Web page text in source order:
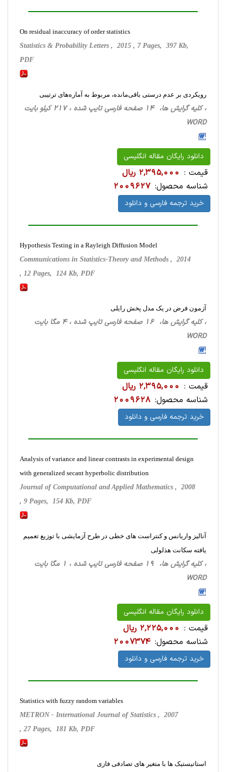
On residual inaccuracy of order statistics
Statistics & Probability Letters , 2015 , 7 Pages, 397 Kb,
PDF
رویکردی بر عدم درستی باقی‌مانده، مربوط به آماره‌های ترتیبی
، کلیه گرایش ها، 14 صفحه فارسی تایپ شده ، 217 کیلو بایت
WORD
دانلود رایگان مقاله انگلیسی
قیمت : 2,395,000 ریال
شناسه محصول: 2009627
خرید ترجمه فارسی و دانلود
Hypothesis Testing in a Rayleigh Diffusion Model
Communications in Statistics-Theory and Methods , 2014
, 12 Pages, 124 Kb, PDF
آزمون فرض در یک مدل پخش رایلی
، کلیه گرایش ها، 16 صفحه فارسی تایپ شده ، 4 مگا بایت
WORD
دانلود رایگان مقاله انگلیسی
قیمت : 2,395,000 ریال
شناسه محصول: 2009628
خرید ترجمه فارسی و دانلود
Analysis of variance and linear contrasts in experimental design
with generalized secant hyperbolic distribution
Journal of Computational and Applied Mathematics , 2008
, 9 Pages, 154 Kb, PDF
آنالیز واریانس و کنتراست های خطی در طرح آزمایشی با توزیع تعمیم
یافته سکانت هذلولی
، کلیه گرایش ها، 19 صفحه فارسی تایپ شده ، 1 مگا بایت
WORD
دانلود رایگان مقاله انگلیسی
قیمت : 2,225,000 ریال
شناسه محصول: 2007374
خرید ترجمه فارسی و دانلود
Statistics with fuzzy random variables
METRON - International Journal of Statistics , 2007
, 27 Pages, 181 Kb, PDF
استاتیستیک ها با متغیر های تصادفی فازی